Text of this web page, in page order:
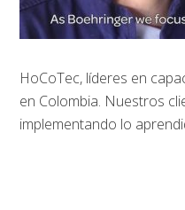
HoCoTec, líderes en
en Colombia. Nuestros
implementando lo